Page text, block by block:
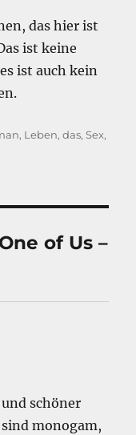
das hier ist
ist keine
ist auch kein
, Leben, das,Sex,
of Us –
schöner
monogam,